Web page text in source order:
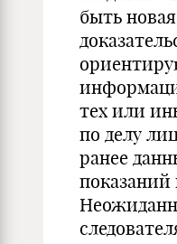
быть новая
тех или
по делу
ранее
показаний